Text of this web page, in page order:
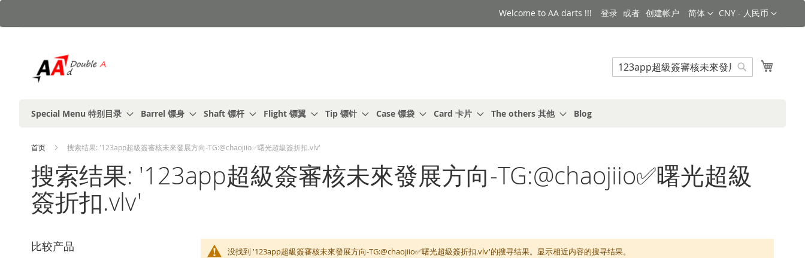
到
货币
CNY - 人民币
语言
简体
Welcome to AA darts !!! 登录 创建帐户
搜索
Special Menu 特别目录
Barrel 镖身 Shaft 镖杆 Flight 镖翼 Tip 镖针 Case 镖袋 Card 卡片 The others 其他 Blog
首页 搜索结果: '123app超級簽審核未來發展方向-TG:@chaojiio✅曙光超級簽折扣.vlv'
搜索结果: '123app超級簽審核未來發展方向-TG:@chaojiio✅曙光超級
簽折扣.vlv'
没找到 '123app超級簽審核未來發展方向-TG:@chaojiio✅曙光超級簽折扣.vlv'的搜寻结果。显示相近内容的搜寻结果。
比较产品